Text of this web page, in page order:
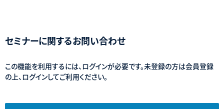
セミナーに関するお問い合わせ
この機能を利用するには、ログインが必要です。未登録の方は会員登録
の上、ログインしてご利用ください。